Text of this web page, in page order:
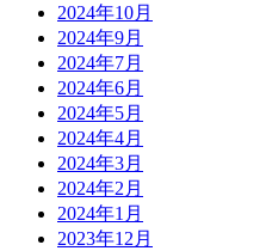
2024年10月
2024年9月
2024年7月
2024年6月
2024年5月
2024年4月
2024年3月
2024年2月
2024年1月
2023年12月